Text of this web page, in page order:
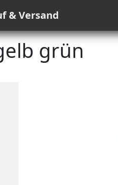
& Versand
grün